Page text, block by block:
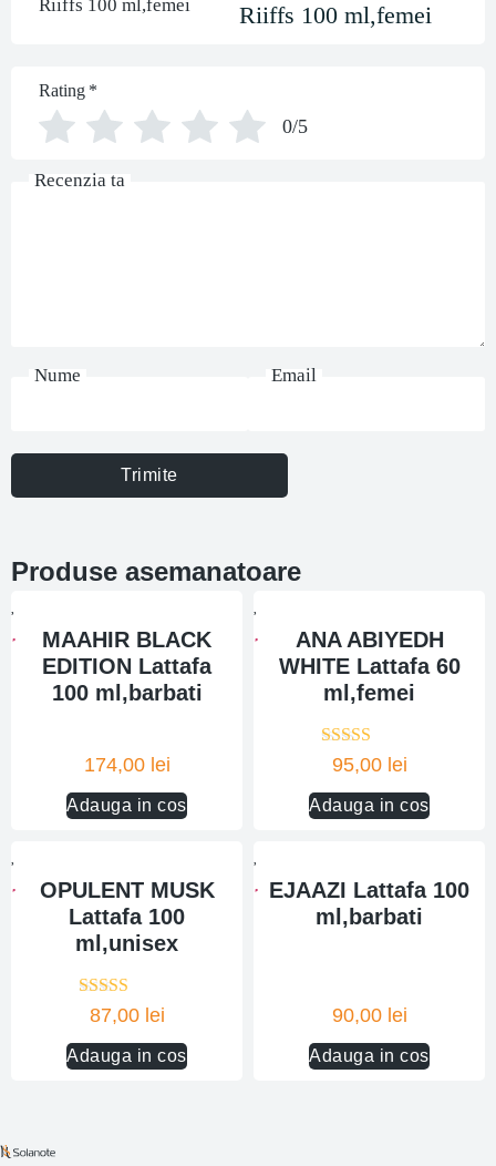
Riiffs 100 ml,femei
Rating *
0/5
Recenzia ta
Nume Email
Trimite
Produse asemanatoare
MAAHIR BLACK
EDITION Lattafa
100 ml,barbati
174,00 lei
Adauga in cos
ANA ABIYEDH
WHITE Lattafa 60
ml,femei
95,00 lei
Adauga in cos
Evaluat la
5.00
OPULENT MUSK
Lattafa 100
ml,unisex
87,00 lei
Adauga in cos
Evaluat la
5.00
EJAAZI Lattafa 100
ml,barbati
90,00 lei
Adauga in cos